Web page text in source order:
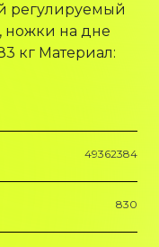
регулируемый
ножки на дне
кг Материал:
49362384
830